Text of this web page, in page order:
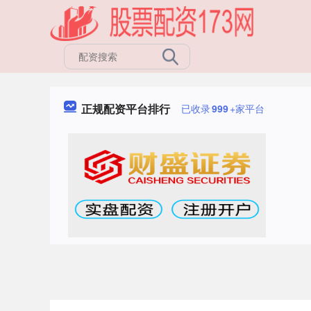
正规配资平台排行 已收录999+家平台